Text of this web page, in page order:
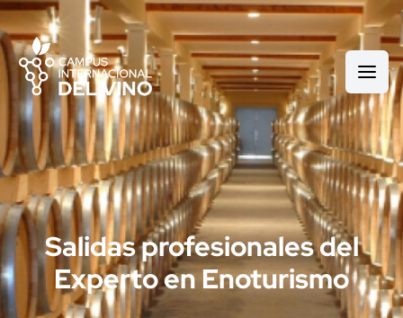
Salidas profesionales del
Experto en Enoturismo